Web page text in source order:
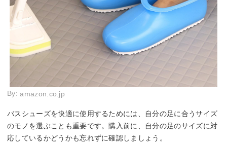
By:amazon.co.jp
バスシューズを快適に使用するためには、自分の足に合うサイズ
のモノを選ぶことも重要です。購入前に、自分の足のサイズに対
応しているかどうかも忘れずに確認しましょう。